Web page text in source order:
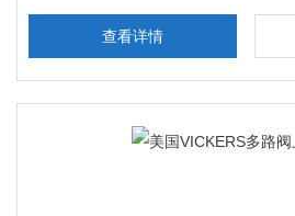
125个国家拥有5万5千名员工。年销售
备和公共设施、商业机构和政府机关
查看详情